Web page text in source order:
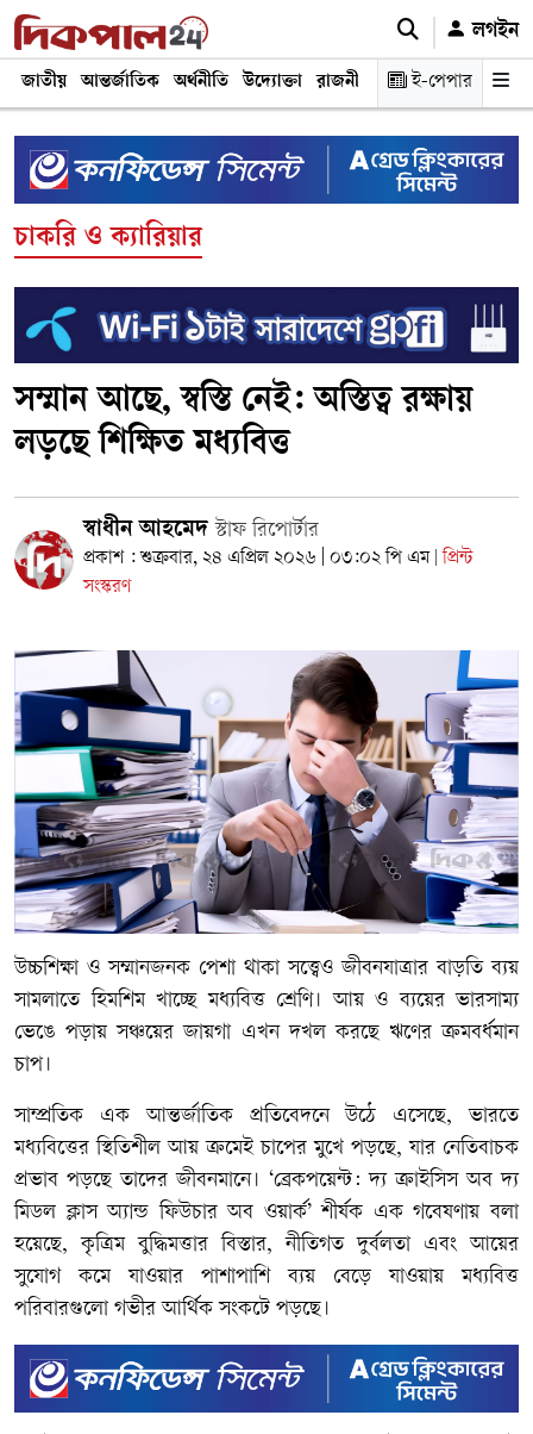
লগইন
জাতীয় আন্তর্জাতিক অর্থনীতি উদ্যোক্তা রাজনীতি শিক্ষা স্বাস্থ্য ও
ই-পেপার
চাকরি ও ক্যারিয়ার
সম্মান আছে, স্বস্তি নেই: অস্তিত্ব রক্ষায়
লড়ছে শিক্ষিত মধ্যবিত্ত
স্বাধীন আহমেদস্টাফ রিপোর্টার
প্রকাশ : শুক্রবার, ২৪ এপ্রিল ২০২৬ | ০৩:০২ পি এম
প্রিন্ট
সংস্করণ
উচ্চশিক্ষা ও সম্মানজনক পেশা থাকা সত্ত্বেও জীবনযাত্রার বাড়তি ব্যয়
সামলাতে হিমশিম খাচ্ছে মধ্যবিত্ত শ্রেণি। আয় ও ব্যয়ের ভারসাম্য
ভেঙে পড়ায় সঞ্চয়ের জায়গা এখন দখল করছে ঋণের ক্রমবর্ধমান
চাপ।
সাম্প্রতিক এক আন্তর্জাতিক প্রতিবেদনে উঠে এসেছে, ভারতে
মধ্যবিত্তের স্থিতিশীল আয় ক্রমেই চাপের মুখে পড়ছে, যার নেতিবাচক
প্রভাব পড়ছে তাদের জীবনমানে। ‘ব্রেকপয়েন্ট: দ্য ক্রাইসিস অব দ্য
মিডল ক্লাস অ্যান্ড ফিউচার অব ওয়ার্ক’ শীর্ষক এক গবেষণায় বলা
হয়েছে, কৃত্রিম বুদ্ধিমত্তার বিস্তার, নীতিগত দুর্বলতা এবং আয়ের
সুযোগ কমে যাওয়ার পাশাপাশি ব্যয় বেড়ে যাওয়ায় মধ্যবিত্ত
পরিবারগুলো গভীর আর্থিক সংকটে পড়ছে।